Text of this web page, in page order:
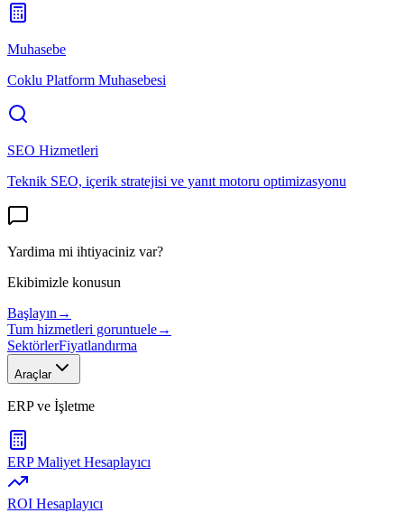
Muhasebe
Coklu Platform Muhasebesi
SEO Hizmetleri
Teknik SEO, içerik stratejisi ve yanıt motoru optimizasyonu
Yardima mi ihtiyaciniz var?
Ekibimizle konusun
Başlayın →
Tum hizmetleri goruntuele→
SektörlerFiyatlandırma
Araçlar
ERP ve İşletme
ERP Maliyet Hesaplayıcı
ROI Hesaplayıcı